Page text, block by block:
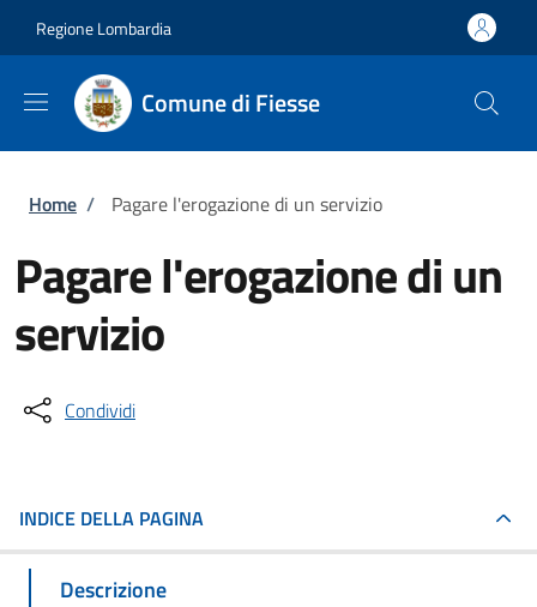
Regione Lombardia
Comune di Fiesse
Briciole di pane
Home / Pagare l'erogazione di un servizio
Pagare l'erogazione di un
servizio
Condividi
INDICE DELLA PAGINA
Descrizione